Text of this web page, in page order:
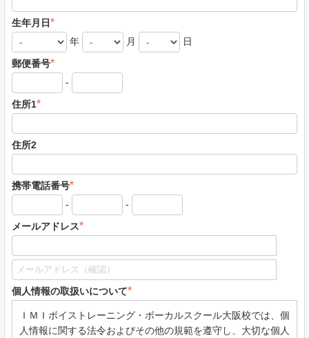
生年月日*
年 月 日
郵便番号*
-
住所1*
住所2
携帯電話番号*
- -
メールアドレス*
個人情報の取扱いについて*
ＩＭＩボイストレーニング・ボーカルスクール大阪校では、個
人情報に関する法令およびその他の規範を遵守し、大切な個人